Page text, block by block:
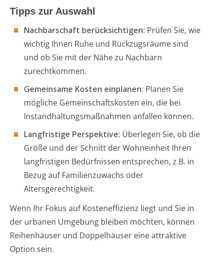
Tipps zur Auswahl
Nachbarschaft berücksichtigen: Prüfen Sie, wie
wichtig Ihnen Ruhe und Rückzugsräume sind
und ob Sie mit der Nähe zu Nachbarn
zurechtkommen.
Gemeinsame Kosten einplanen: Planen Sie
mögliche Gemeinschaftskosten ein, die bei
Instandhaltungsmaßnahmen anfallen können.
Langfristige Perspektive: Überlegen Sie, ob die
Größe und der Schnitt der Wohneinheit Ihren
langfristigen Bedürfnissen entsprechen, z.B. in
Bezug auf Familienzuwachs oder
Altersgerechtigkeit.
Wenn Ihr Fokus auf Kosteneffizienz liegt und Sie in
der urbanen Umgebung bleiben möchten, können
Reihenhäuser und Doppelhäuser eine attraktive
Option sein.